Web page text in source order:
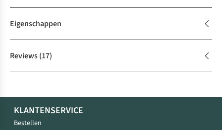
Eigenschappen
Reviews(17)
KLANTENSERVICE
Bestellen